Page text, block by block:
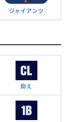
ジャイアンツ
抑え